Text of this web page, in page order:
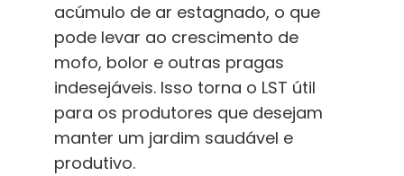
acúmulo de ar estagnado, o que
pode levar ao crescimento de
mofo, bolor e outras pragas
indesejáveis. Isso torna o LST útil
para os produtores que desejam
manter um jardim saudável e
produtivo.